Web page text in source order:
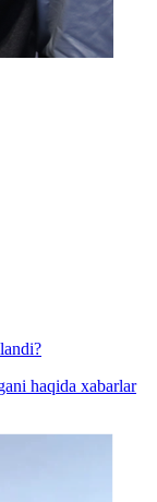
haqida xabarlar